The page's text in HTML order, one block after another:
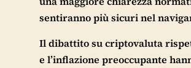
sentiranno più sicuri nel
Il dibattito su criptovaluta
e l’inflazione preoccupante